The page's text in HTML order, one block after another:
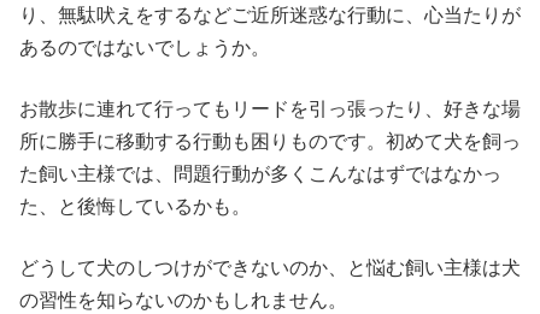
り、無駄吠えをするなどご近所迷惑な行動に、心当たりが
あるのではないでしょうか。
お散歩に連れて行ってもリードを引っ張ったり、好きな場
所に勝手に移動する行動も困りものです。初めて犬を飼っ
た飼い主様では、問題行動が多くこんなはずではなかっ
た、と後悔しているかも。
どうして犬のしつけができないのか、と悩む飼い主様は犬
の習性を知らないのかもしれません。